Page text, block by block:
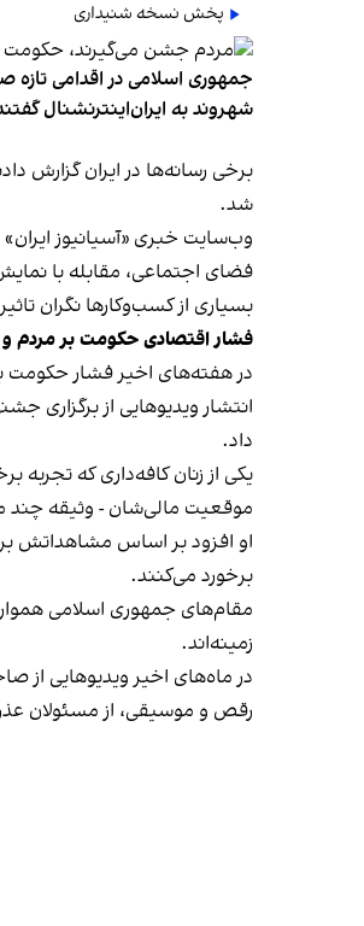
پخش نسخه شنیداری
جمهوری اسلامی در اقدامی
شهروند به ایران‌اینترنشنال
شد.
وب‌سایت خبری «آسیانیوز
فضای اجتماعی، مقابله با
بسیاری از کسب‌وکارها نگران
فشار اقتصادی حکومت بر مردم و
در هفته‌های اخیر فشار حکومت
انتشار ویدیوهایی از برگزاری
داد.
یکی از زنان کافه‌داری که تجربه
موقعیت مالی‌شان - وثیقه چند
او افزود بر اساس مشاهداتش
برخورد می‌کنند.
مقام‌های جمهوری اسلامی
زمینه‌اند.
در ماه‌های اخیر ویدیوهایی از
رقص و موسیقی، از مسئولان